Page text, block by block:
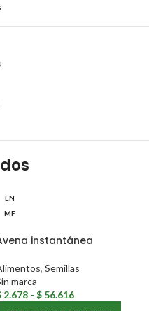
EN
MF
instantánea
, Semillas
marca
2.678 - $ 56.616